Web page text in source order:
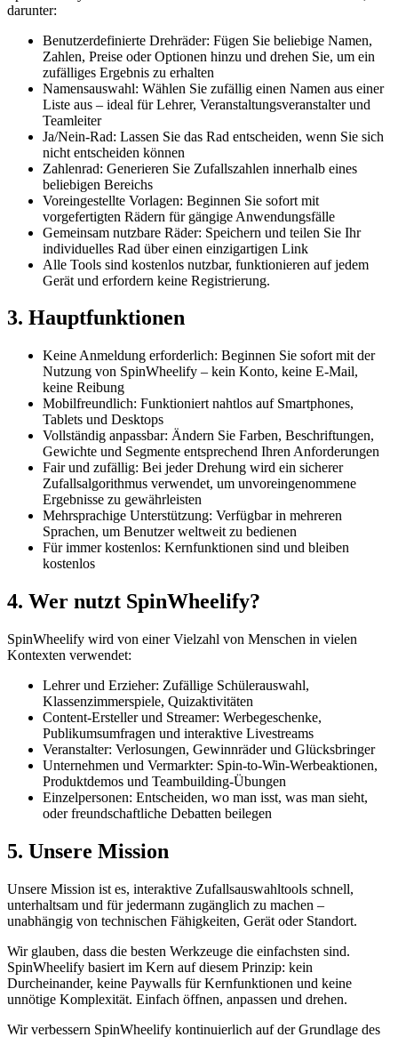
darunter:
Benutzerdefinierte Drehräder: Fügen Sie beliebige Namen,
Zahlen, Preise oder Optionen hinzu und drehen Sie, um ein
zufälliges Ergebnis zu erhalten
Namensauswahl: Wählen Sie zufällig einen Namen aus einer
Liste aus – ideal für Lehrer, Veranstaltungsveranstalter und
Teamleiter
Ja/Nein-Rad: Lassen Sie das Rad entscheiden, wenn Sie sich
nicht entscheiden können
Zahlenrad: Generieren Sie Zufallszahlen innerhalb eines
beliebigen Bereichs
Voreingestellte Vorlagen: Beginnen Sie sofort mit
vorgefertigten Rädern für gängige Anwendungsfälle
Gemeinsam nutzbare Räder: Speichern und teilen Sie Ihr
individuelles Rad über einen einzigartigen Link
Alle Tools sind kostenlos nutzbar, funktionieren auf jedem
Gerät und erfordern keine Registrierung.
3. Hauptfunktionen
Keine Anmeldung erforderlich: Beginnen Sie sofort mit der
Nutzung von SpinWheelify – kein Konto, keine E-Mail,
keine Reibung
Mobilfreundlich: Funktioniert nahtlos auf Smartphones,
Tablets und Desktops
Vollständig anpassbar: Ändern Sie Farben, Beschriftungen,
Gewichte und Segmente entsprechend Ihren Anforderungen
Fair und zufällig: Bei jeder Drehung wird ein sicherer
Zufallsalgorithmus verwendet, um unvoreingenommene
Ergebnisse zu gewährleisten
Mehrsprachige Unterstützung: Verfügbar in mehreren
Sprachen, um Benutzer weltweit zu bedienen
Für immer kostenlos: Kernfunktionen sind und bleiben
kostenlos
4. Wer nutzt SpinWheelify?
SpinWheelify wird von einer Vielzahl von Menschen in vielen
Kontexten verwendet:
Lehrer und Erzieher: Zufällige Schülerauswahl,
Klassenzimmerspiele, Quizaktivitäten
Content-Ersteller und Streamer: Werbegeschenke,
Publikumsumfragen und interaktive Livestreams
Veranstalter: Verlosungen, Gewinnräder und Glücksbringer
Unternehmen und Vermarkter: Spin-to-Win-Werbeaktionen,
Produktdemos und Teambuilding-Übungen
Einzelpersonen: Entscheiden, wo man isst, was man sieht,
oder freundschaftliche Debatten beilegen
5. Unsere Mission
Unsere Mission ist es, interaktive Zufallsauswahltools schnell,
unterhaltsam und für jedermann zugänglich zu machen –
unabhängig von technischen Fähigkeiten, Gerät oder Standort.
Wir glauben, dass die besten Werkzeuge die einfachsten sind.
SpinWheelify basiert im Kern auf diesem Prinzip: kein
Durcheinander, keine Paywalls für Kernfunktionen und keine
unnötige Komplexität. Einfach öffnen, anpassen und drehen.
Wir verbessern SpinWheelify kontinuierlich auf der Grundlage des